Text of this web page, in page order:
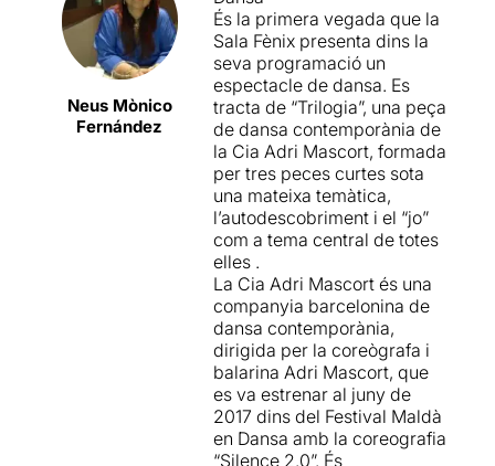
pregunta; y concretamente
cuatro. Cuatro cuerpos
femeninos que lanzan
preguntas a través de una
danza sublime, de una
expresión de socorro ante la
opresión social, del latido de
un corazón como símbolo de
tabula rasa, del gesto
onomatopéyico del
alineamiento laboral. Y ante
todas estas interpleaciones,
el espectador no se puede
zafar ni escurrir el bulto:
debe responder para sus
adentros. Aunque en toda
esta sutileza escénica se
encuentra unpero; y este es
la trama narrativa, el hilo
conductor. Porque no basta
con que el prospecto diga
Neus Mònico
Fernández
És la primera vegada que la
Sala Fènix presenta dins la
seva programació un
espectacle de dansa. Es
tracta de “Trilogia”, una peça
de dansa contemporània de
la Cia Adri Mascort, formada
per tres peces curtes sota
una mateixa temàtica,
l’autodescobriment i el “jo”
com a tema central de totes
elles .
La Cia Adri Mascort és una
companyia barcelonina de
dansa contemporània,
dirigida per la coreògrafa i
balarina Adri Mascort, que
es va estrenar al juny de
2017 dins del Festival Maldà
en Dansa amb la coreografia
“Silence 2.0”. És